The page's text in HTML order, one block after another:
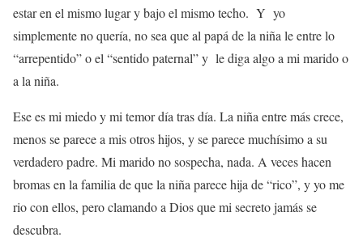
estar en el mismo lugar y bajo el mismo techo. Y yo
simplemente no quería, no sea que al papá de la niña le entre lo
“arrepentido” o el “sentido paternal” y le diga algo a mi marido o
a la niña.
Ese es mi miedo y mi temor día tras día. La niña entre más crece,
menos se parece a mis otros hijos, y se parece muchísimo a su
verdadero padre. Mi marido no sospecha, nada. A veces hacen
bromas en la familia de que la niña parece hija de “rico”, y yo me
rio con ellos, pero clamando a Dios que mi secreto jamás se
descubra.